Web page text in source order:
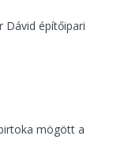
Dávid építőipari
mögött a